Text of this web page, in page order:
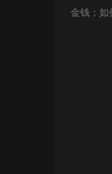
金钱；如